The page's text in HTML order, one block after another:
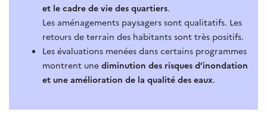
et le cadre de vie des quartiers.
Les aménagements paysagers sont qualitatifs. Les
retours de terrain des habitants sont très positifs.
Les évaluations menées dans certains programmes
montrent une diminution des risques d’inondation
et une amélioration de la qualité des eaux.